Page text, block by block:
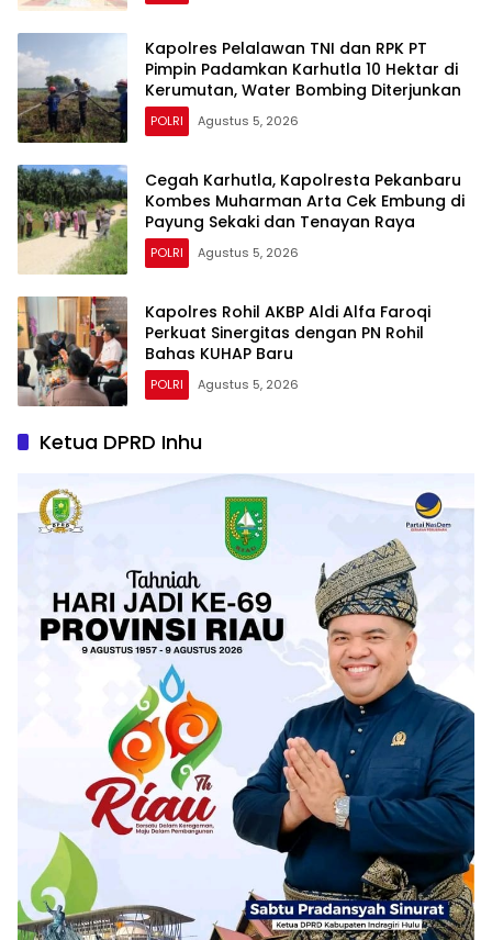
Kapolres Pelalawan TNI dan RPK PT
Pimpin Padamkan Karhutla 10 Hektar di
Kerumutan, Water Bombing Diterjunkan
POLRI Agustus 5, 2026
Cegah Karhutla, Kapolresta Pekanbaru
Kombes Muharman Arta Cek Embung di
Payung Sekaki dan Tenayan Raya
POLRI Agustus 5, 2026
Kapolres Rohil AKBP Aldi Alfa Faroqi
Perkuat Sinergitas dengan PN Rohil
Bahas KUHAP Baru
POLRI Agustus 5, 2026
Ketua DPRD Inhu